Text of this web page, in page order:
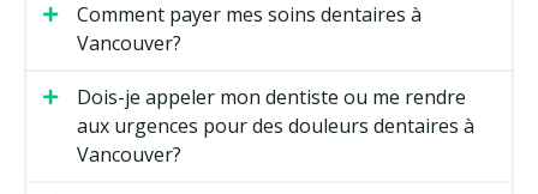
Comment payer mes soins dentaires à
Vancouver?
Dois-je appeler mon dentiste ou me rendre
aux urgences pour des douleurs dentaires à
Vancouver?